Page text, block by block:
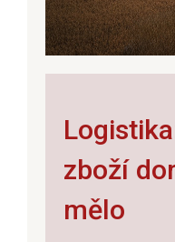
zboží
mělo